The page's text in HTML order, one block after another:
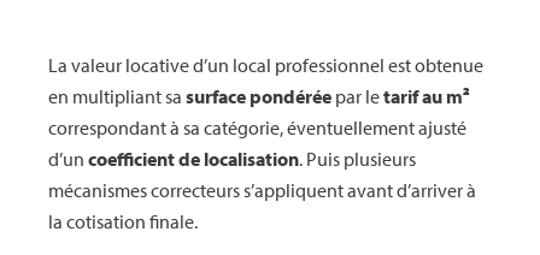
La valeur locative d’un local professionnel est obtenue
en multipliant sa surface pondérée par letarif au m²
correspondant à sa catégorie, éventuellement ajusté
d’un coefficient de localisation. Puis plusieurs
mécanismes correcteurs s’appliquent avant d’arriver à
la cotisation finale.